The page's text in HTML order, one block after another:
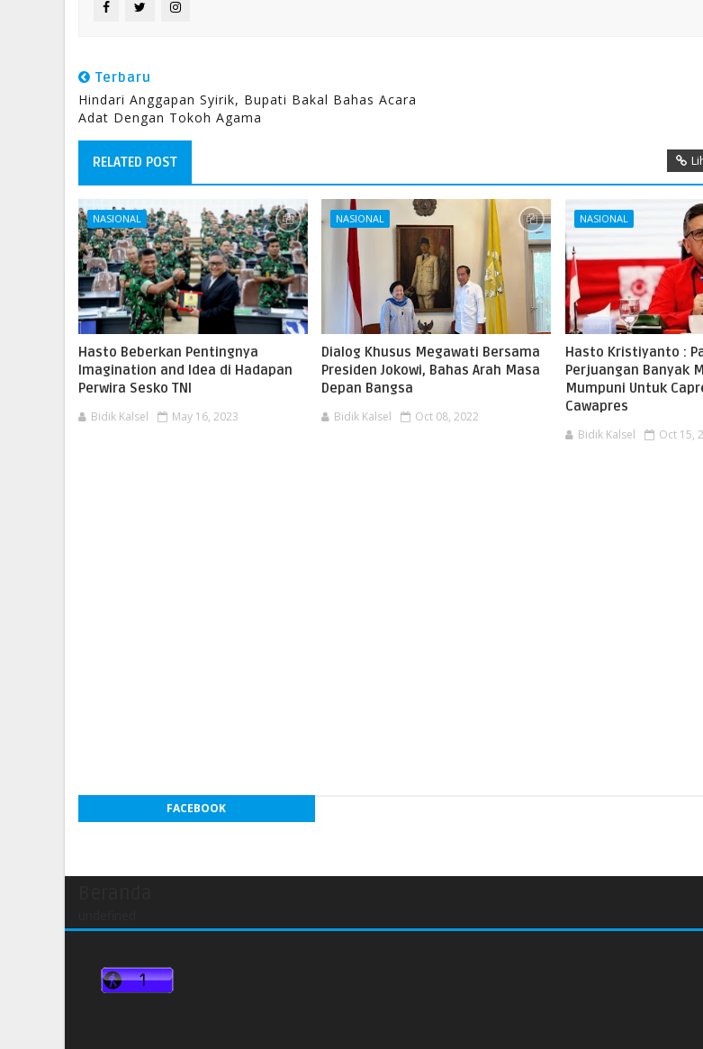
Terbaru
Hindari Anggapan Syirik, Bupati Bakal Bahas Acara
Adat Dengan Tokoh Agama
RELATED POST
NASIONAL
Hasto Beberkan Pentingnya
Imagination and Idea di Hadapan
Perwira Sesko TNI
Bidik Kalsel May 16, 2023
NASIONAL
Dialog Khusus Megawati Bersama
Presiden Jokowi, Bahas Arah Masa
Depan Bangsa
Bidik Kalsel Oct 08, 2022
NASIONAL
Hasto Kristiyanto :
Perjuangan Banyak
Mumpuni Untuk
Cawapres
Bidik Kalsel Oct 15,
FACEBOOK